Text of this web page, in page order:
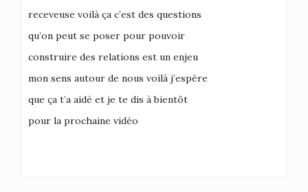
receveuse voilà ça c’est des questions
qu’on peut se poser pour pouvoir
construire des relations est un enjeu
mon sens autour de nous voilà j’espère
que ça t’a aidé et je te dis à bientôt
pour la prochaine vidéo